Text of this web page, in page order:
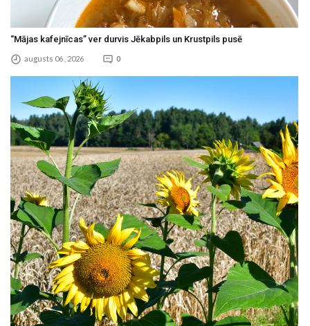
“Mājas kafejnīcas” ver durvis Jēkabpils un Krustpils pusē
augusts 06 , 2026 0